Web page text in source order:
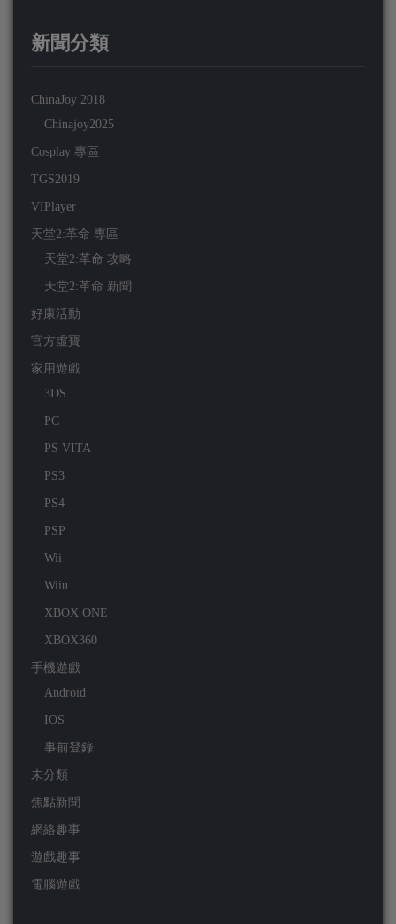
新聞分類
ChinaJoy 2018
Chinajoy2025
Cosplay 專區
TGS2019
VIPlayer
天堂2:革命 專區
天堂2:革命 攻略
天堂2:革命 新聞
好康活動
官方虛寶
家用遊戲
3DS
PC
PS VITA
PS3
PS4
PSP
Wii
Wiiu
XBOX ONE
XBOX360
手機遊戲
Android
IOS
事前登錄
未分類
焦點新聞
網絡趣事
遊戲趣事
電腦遊戲